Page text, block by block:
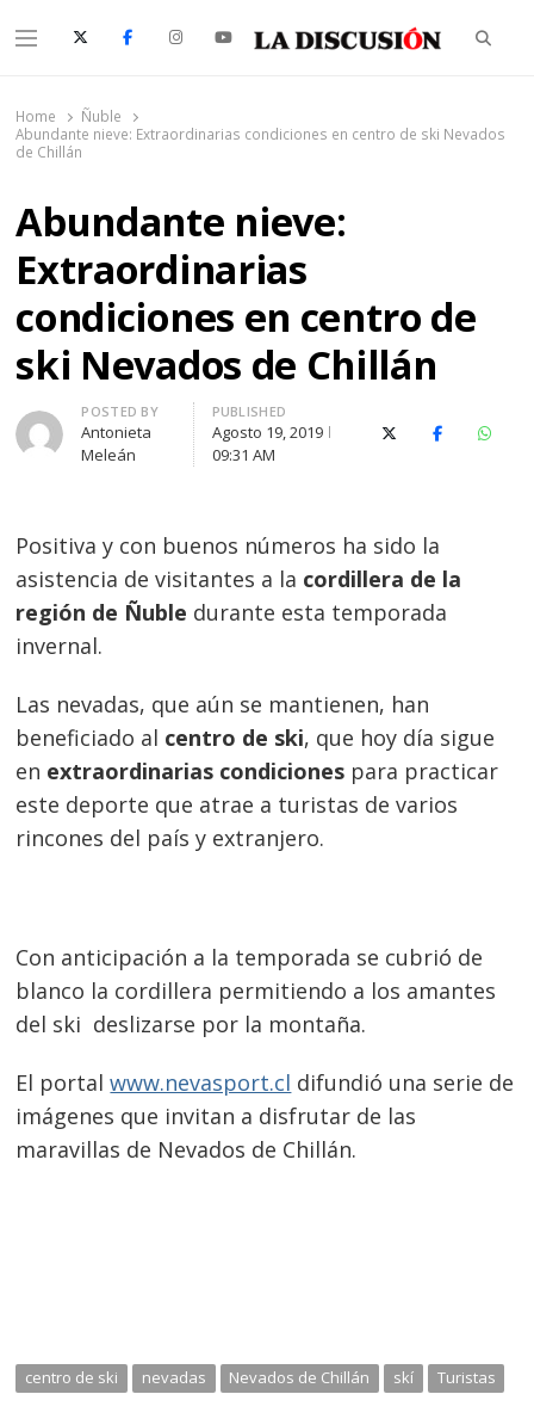
Menu
Home
Ñuble
Abundante nieve: Extraordinarias condiciones en centro de ski Nevados
de Chillán
Abundante nieve:
Extraordinarias
condiciones en centro de
ski Nevados de Chillán
Author
POSTED BY
Antonieta
Meleán
PUBLISHED
Agosto 19, 2019
09:31 AM
X (Twitter)Facebook
Positiva y con buenos números ha sido la
asistencia de visitantes a la cordillera de la
región de Ñuble durante esta temporada
invernal.
Las nevadas, que aún se mantienen, han
beneficiado al centro de ski, que hoy día sigue
en extraordinarias condiciones para practicar
este deporte que atrae a turistas de varios
rincones del país y extranjero.
Con anticipación a la temporada se cubrió de
blanco la cordillera permitiendo a los amantes
del ski deslizarse por la montaña.
El portalwww.nevasport.cl difundió una serie de
imágenes que invitan a disfrutar de las
maravillas de Nevados de Chillán.
centro de ski nevadas Nevados de Chillán skí Turistas
de
entradas